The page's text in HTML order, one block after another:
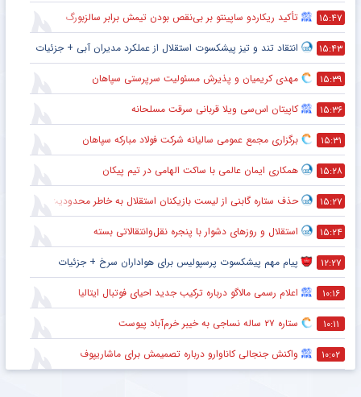
۱۵:۴۷ تأکید ریکاردو ساپینتو بر بی‌نقص بودن تیمش برابر سالزبورگ
۱۵:۴۳ انتقاد تند و تیز پیشکسوت استقلال از عملکرد مدیران آبی + جزئیات
۱۵:۳۹ مهدی کریمیان و پذیرش مسئولیت سرپرستی سپاهان
۱۵:۳۶ کاپیتان اس‌سی ویلا قربانی سرقت مسلحانه
۱۵:۳۱ برگزاری مجمع عمومی سالیانه شرکت فولاد مبارکه سپاهان
۱۵:۲۸ همکاری ایمان عالمی با ساکت الهامی در تیم پیکان
۱۵:۲۷ حذف ستاره گابنی از لیست بازیکنان استقلال به خاطر محدودیت نقل‌وانتقالاتی
۱۵:۲۴ استقلال و روزهای دشوار با پنجره نقل‌وانتقالاتی بسته
۱۲:۲۷ پیام مهم پیشکسوت پرسپولیس برای هواداران سرخ + جزئیات
۱۰:۱۶ اعلام رسمی مالاگو درباره ترکیب جدید احیای فوتبال ایتالیا
۱۰:۱۱ ستاره ۲۷ ساله نساجی به خیبر خرم‌آباد پیوست
۱۰:۰۲ واکنش جنجالی کاناوارو درباره تصمیمش برای ماشاریپوف